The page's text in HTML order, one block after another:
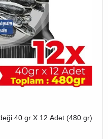
40 gr X 12 Adet (480 gr)